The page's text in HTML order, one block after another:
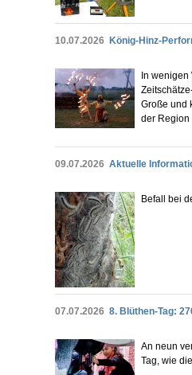
10.07.2026 König-Hinz-
In
Große und
der Region
09.07.2026 Aktuelle
Befall bei
07.07.2026 8. Blüthen-Tag:
An neun
Tag, wie